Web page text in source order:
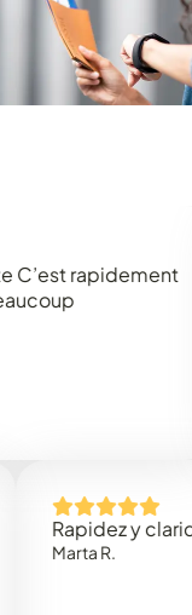
rapidement
y claridad